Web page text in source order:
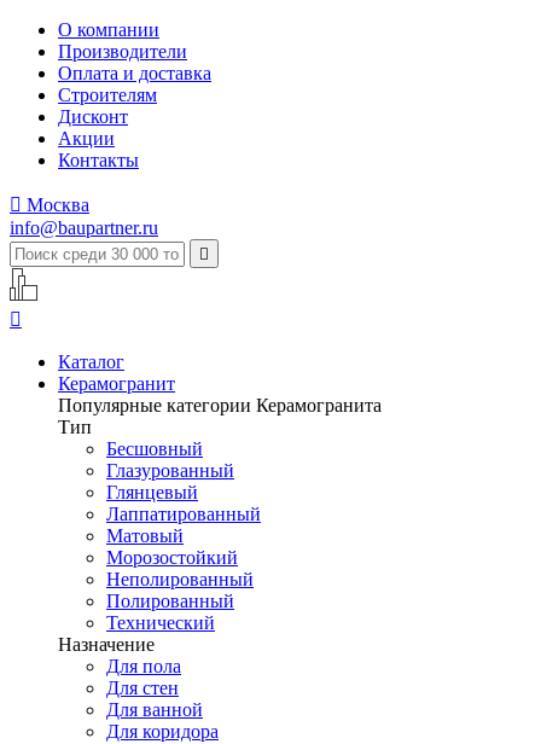
О компании
Производители
Оплата и доставка
Строителям
Дисконт
Акции
Контакты
 Москва
info@baupartner.ru


Каталог
Керамогранит
Популярные категории Керамогранита
Тип
Бесшовный
Глазурованный
Глянцевый
Лаппатированный
Матовый
Морозостойкий
Неполированный
Полированный
Технический
Назначение
Для пола
Для стен
Для ванной
Для коридора